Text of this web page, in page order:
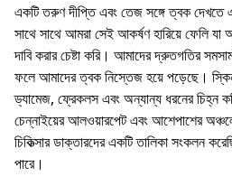
একটি তরুণ দীপ্তি এবং তেজ সঙ্গে ত্বক দেখতে
সাথে সাথে আমরা সেই আকর্ষণ হারিয়ে ফেলি যা
দাবি করার চেষ্টা করি। আমাদের দ্রুতগতির
ফলে আমাদের ত্বক নিস্তেজ হয়ে পড়েছে। স্কিন
ড্যামেজ, ফ্রেকলস এবং অন্যান্য ধরনের চিহ্ন
চেন্নাইয়ের আলওয়ারপেট এবং আশেপাশের
চিকিত্সার ডাক্তারদের একটি তালিকা সংকলন
পারে।